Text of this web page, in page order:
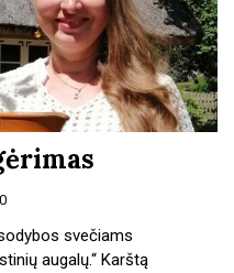
svečiams
augalų.“ Karštą